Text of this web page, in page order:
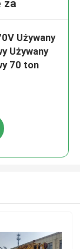
za
Używany
Używany
70 ton